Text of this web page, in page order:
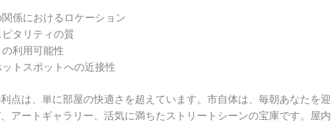
係におけるロケーション
タリティの質
利用可能性
トスポットへの近接性
点は、単に部屋の快適さを超えています。市自体は、毎朝あなたを迎
アートギャラリー、活気に満ちたストリートシーンの宝庫です。屋内